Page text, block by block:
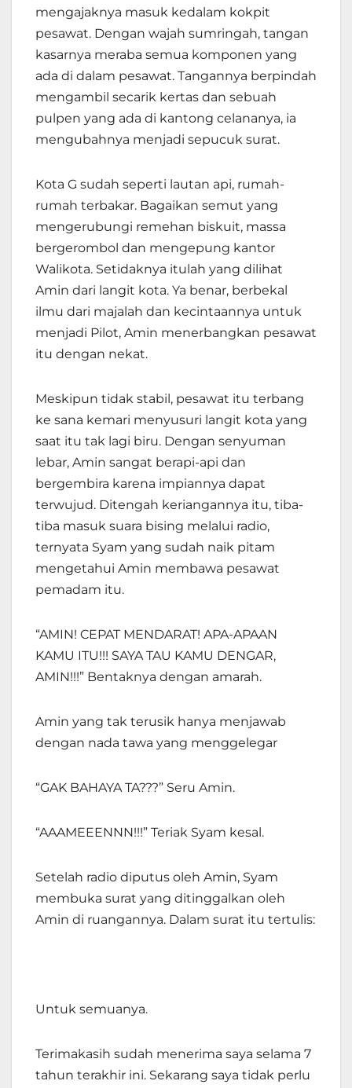
mengajaknya masuk kedalam kokpit
pesawat. Dengan wajah sumringah, tangan
kasarnya meraba semua komponen yang
ada di dalam pesawat. Tangannya berpindah
mengambil secarik kertas dan sebuah
pulpen yang ada di kantong celananya, ia
mengubahnya menjadi sepucuk surat.
Kota G sudah seperti lautan api, rumah-
rumah terbakar. Bagaikan semut yang
mengerubungi remehan biskuit, massa
bergerombol dan mengepung kantor
Walikota. Setidaknya itulah yang dilihat
Amin dari langit kota. Ya benar, berbekal
ilmu dari majalah dan kecintaannya untuk
menjadi Pilot, Amin menerbangkan pesawat
itu dengan nekat.
Meskipun tidak stabil, pesawat itu terbang
ke sana kemari menyusuri langit kota yang
saat itu tak lagi biru. Dengan senyuman
lebar, Amin sangat berapi-api dan
bergembira karena impiannya dapat
terwujud. Ditengah keriangannya itu, tiba-
tiba masuk suara bising melalui radio,
ternyata Syam yang sudah naik pitam
mengetahui Amin membawa pesawat
pemadam itu.
“AMIN! CEPAT MENDARAT! APA-APAAN
KAMU ITU!!! SAYA TAU KAMU DENGAR,
AMIN!!!” Bentaknya dengan amarah.
Amin yang tak terusik hanya menjawab
dengan nada tawa yang menggelegar
“GAK BAHAYA TA???” Seru Amin.
“AAAMEEENNN!!!” Teriak Syam kesal.
Setelah radio diputus oleh Amin, Syam
membuka surat yang ditinggalkan oleh
Amin di ruangannya. Dalam surat itu tertulis:
Untuk semuanya.
Terimakasih sudah menerima saya selama 7
tahun terakhir ini. Sekarang saya tidak perlu